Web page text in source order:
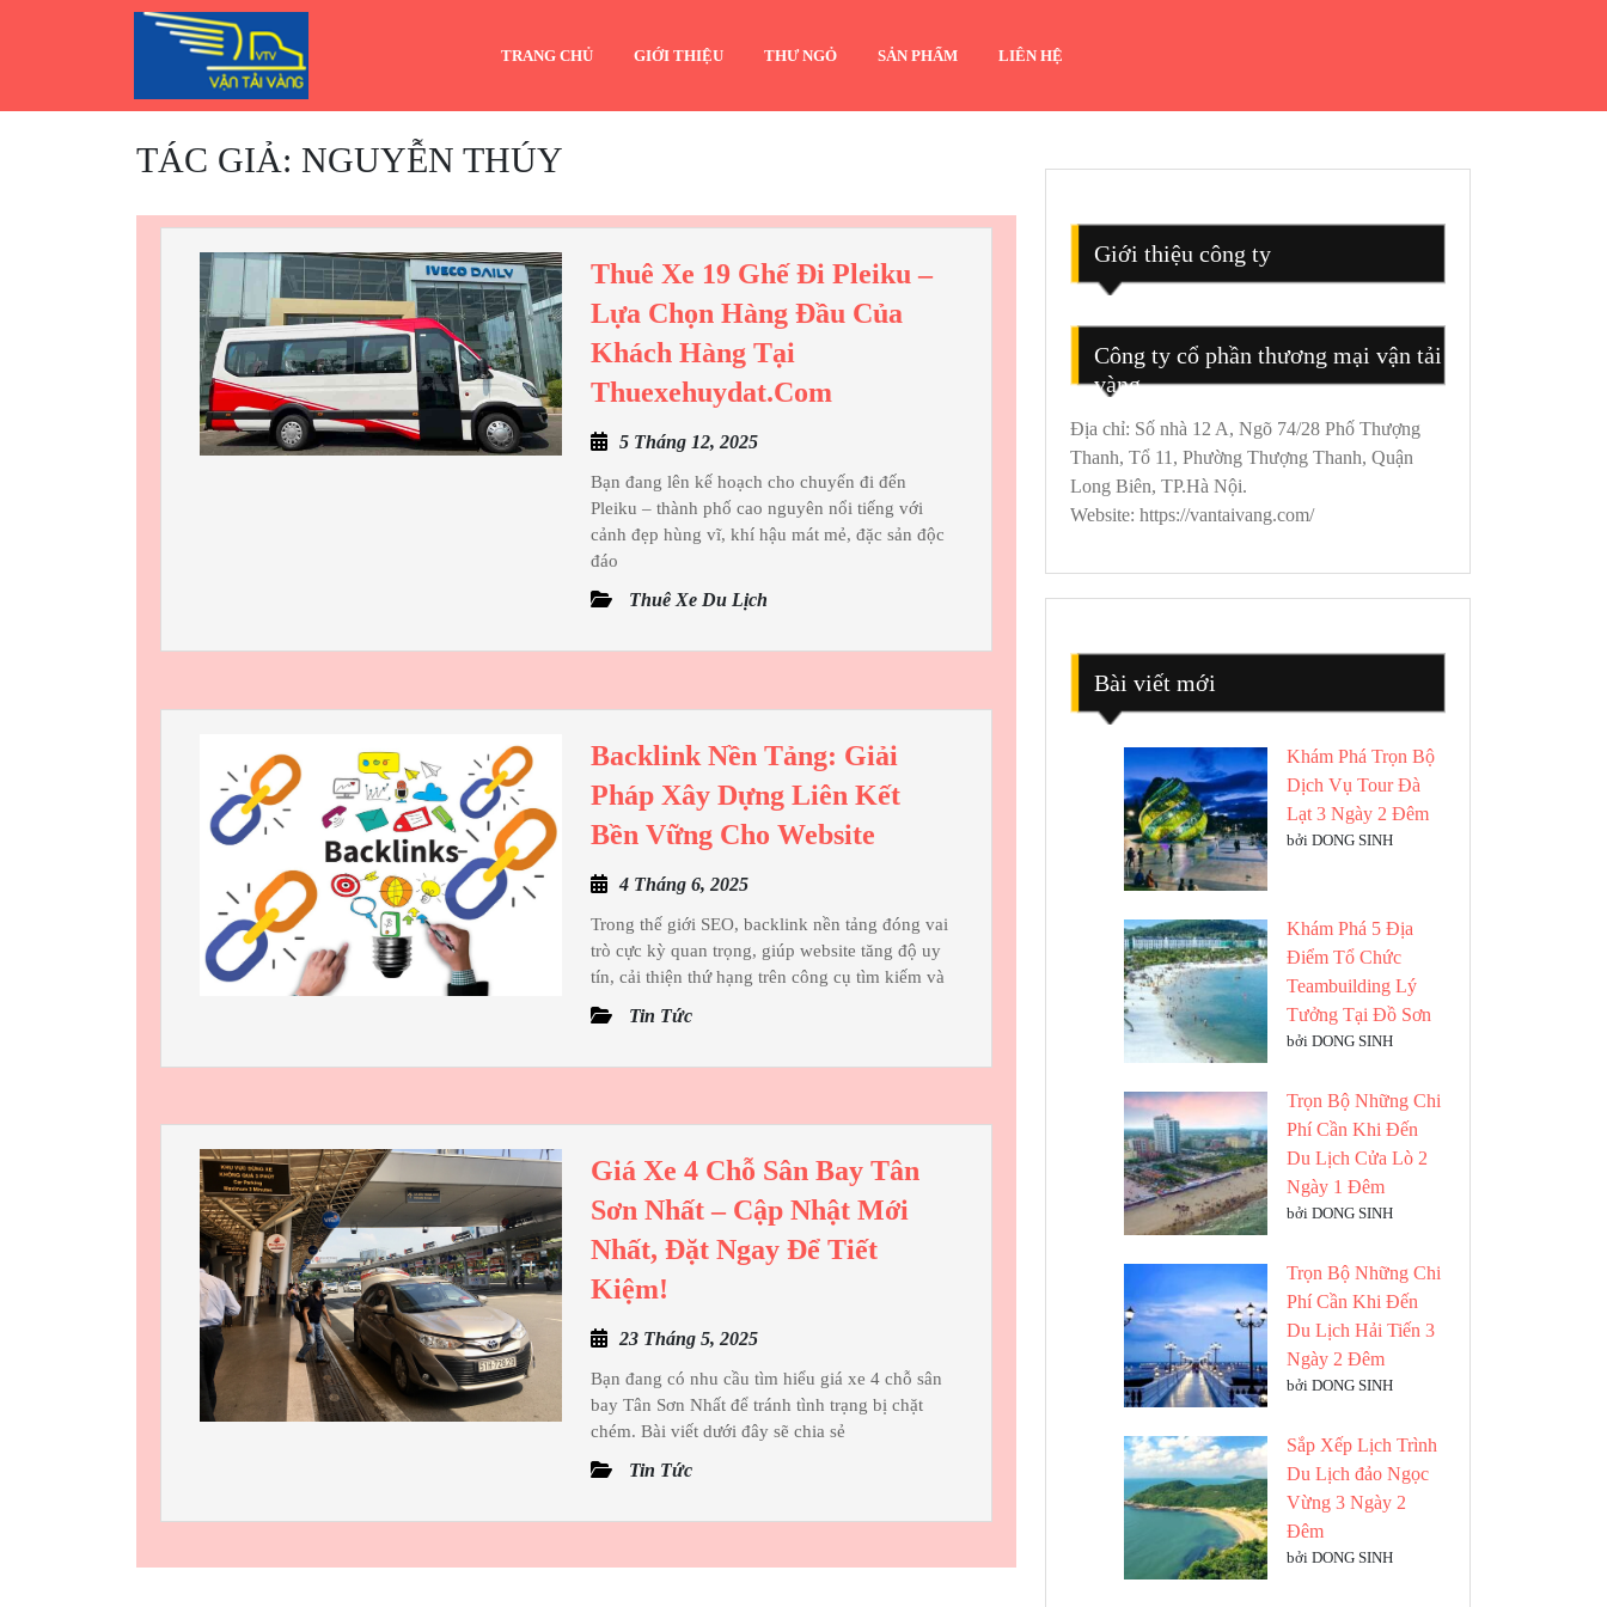
TRANG CHỦ GIỚI THIỆU THƯ NGỎ SẢN PHẨM LIÊN HỆ
TÁC GIẢ: NGUYỄN THÚY
Thuê Xe 19 Ghế Đi Pleiku –
Lựa Chọn Hàng Đầu Của
Khách Hàng Tại
Thuexehuydat.com
Ghế
Đi
Pleiku
Chọn
Đầu
Của
Khách
Hàng
Tại
5 Tháng 12, 20255
2025
Bạn đang lên kế hoạch cho chuyến đi đến
Pleiku – thành phố cao nguyên nổi tiếng với
cảnh đẹp hùng vĩ, khí hậu mát mẻ, đặc sản độc
đáo
Thuê Xe Du Lịch
Backlink Nền Tảng: Giải
Pháp Xây Dựng Liên Kết
Bền Vững Cho Website
Giải
Pháp
Liên
Bền
Vững
Cho
Website
4 Tháng 6, 20254
2025
Trong thế giới SEO, backlink nền tảng đóng vai
trò cực kỳ quan trọng, giúp website tăng độ uy
tín, cải thiện thứ hạng trên công cụ tìm kiếm và
Tin Tức
Giá Xe 4 Chỗ Sân Bay Tân
Sơn Nhất – Cập Nhật Mới
Nhất, Đặt Ngay Để Tiết
Kiệm!
4
Chỗ
Sân
Tân
Sơn
23 Tháng 5, 202523
Tháng
5,
2025
Bạn đang có nhu cầu tìm hiểu giá xe 4 chỗ sân
bay Tân Sơn Nhất để tránh tình trạng bị chặt
chém. Bài viết dưới đây sẽ chia sẻ
Tin Tức
Giới thiệu công ty
Công ty cổ phần thương mại vận tải
vàng
Địa chỉ: Số nhà 12 A, Ngõ 74/28 Phố Thượng
Thanh, Tổ 11, Phường Thượng Thanh, Quận
Long Biên, TP.Hà Nội.
Website: https://vantaivang.com/
Bài viết mới
Khám Phá Trọn Bộ
Dịch Vụ Tour Đà
Lạt 3 Ngày 2 Đêm
bởi DONG SINH
Khám Phá 5 Địa
Điểm Tổ Chức
Teambuilding Lý
Tưởng Tại Đồ Sơn
bởi DONG SINH
Trọn Bộ Những Chi
Phí Cần Khi Đến
Du Lịch Cửa Lò 2
Ngày 1 Đêm
bởi DONG SINH
Trọn Bộ Những Chi
Phí Cần Khi Đến
Du Lịch Hải Tiến 3
Ngày 2 Đêm
bởi DONG SINH
Sắp Xếp Lịch Trình
Du Lịch đảo Ngọc
Vừng 3 Ngày 2
Đêm
bởi DONG SINH